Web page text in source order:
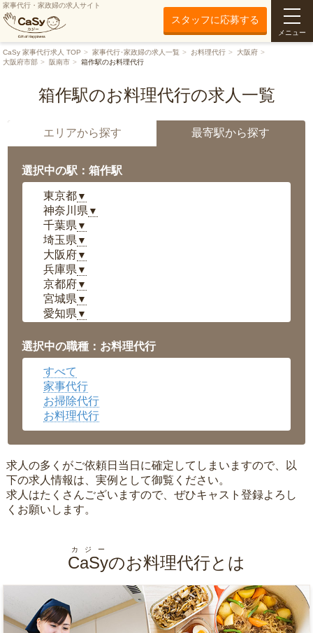
家事代行・家政婦の求人サイト
スタッフに応募する
メニュー
CaSy 家事代行求人 TOP 家事代行･家政婦の求人一覧 お料理代行
大阪府
大阪府市部
阪南市 箱作駅のお料理代行
箱作駅のお料理代行の求人一覧
エリアから探す 最寄駅から探す
選択中の駅：箱作駅
東京都▼
神奈川県 ▼
千葉県 ▼
埼玉県 ▼
大阪府▼
兵庫県 ▼
京都府▼
宮城県 ▼
愛知県 ▼
岡山県▼
広島県▼
沖縄県
選択中の職種：お料理代行
すべて
家事代行
お掃除代行
お料理代行
求人の多くがご依頼日当日に確定してしまいますので、以
下の求人情報は、実例として御覧ください。
求人はたくさんございますので、ぜひキャスト登録よろし
くお願いします。
CaSy
カジー
のお料理代行とは